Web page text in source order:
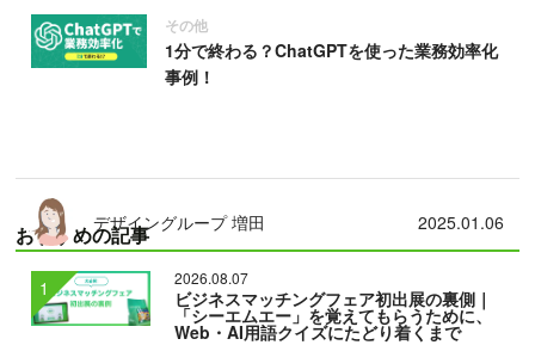
その他
1分で終わる？ChatGPTを使った業務効率化
事例！
デザイングループ 増田 2025.01.06
おすすめの記事
2026.08.07
ビジネスマッチングフェア初出展の裏側｜
「シーエムエー」を覚えてもらうために、
Web・AI用語クイズにたどり着くまで